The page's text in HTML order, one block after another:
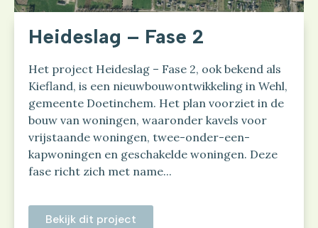
Heideslag – Fase 2
Het project Heideslag – Fase 2, ook bekend als
Kiefland, is een nieuwbouwontwikkeling in Wehl,
gemeente Doetinchem. Het plan voorziet in de
bouw van woningen, waaronder kavels voor
vrijstaande woningen, twee-onder-een-
kapwoningen en geschakelde woningen. Deze
fase richt zich met name...
Bekijk dit project